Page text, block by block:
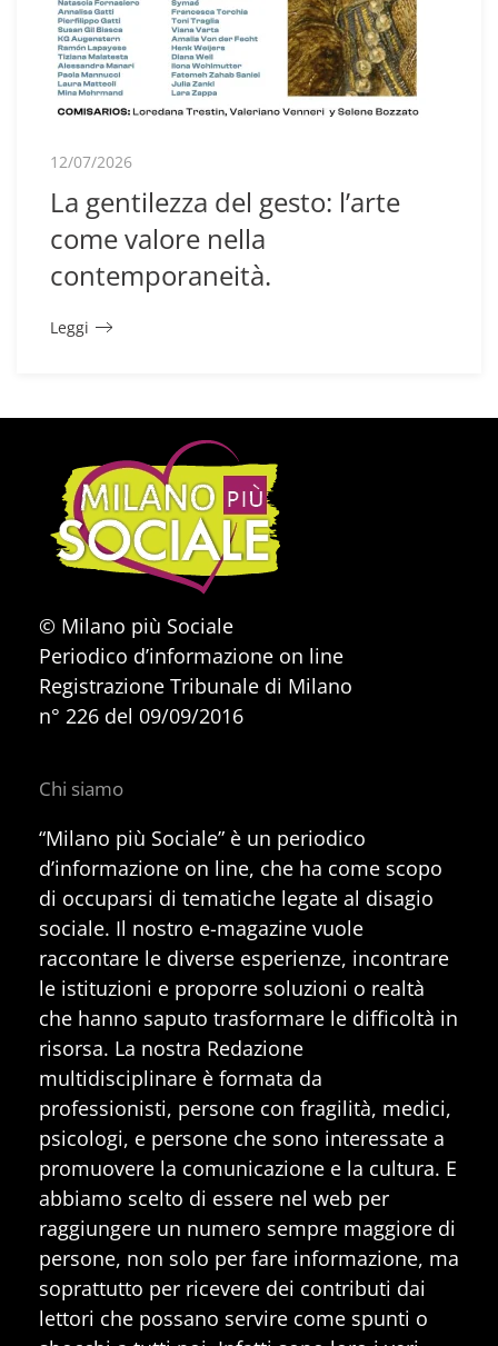
12/07/2026
La gentilezza del gesto: l’arte
come valore nella
contemporaneità.
Leggi
© Milano più Sociale
Periodico d’informazione on line
Registrazione Tribunale di Milano
n° 226 del 09/09/2016
Chi siamo
“Milano più Sociale” è un periodico
d’informazione on line, che ha come scopo
di occuparsi di tematiche legate al disagio
sociale. Il nostro e-magazine vuole
raccontare le diverse esperienze, incontrare
le istituzioni e proporre soluzioni o realtà
che hanno saputo trasformare le difficoltà in
risorsa. La nostra Redazione
multidisciplinare è formata da
professionisti, persone con fragilità, medici,
psicologi, e persone che sono interessate a
promuovere la comunicazione e la cultura. E
abbiamo scelto di essere nel web per
raggiungere un numero sempre maggiore di
persone, non solo per fare informazione, ma
soprattutto per ricevere dei contributi dai
lettori che possano servire come spunti o